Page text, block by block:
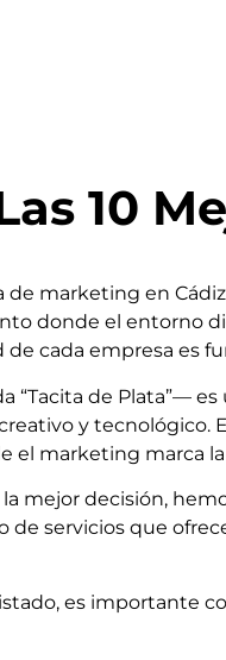
10
de marketing en
donde el entorno
de cada empresa es
“Tacita de Plata”—
y tecnológico.
el marketing marca
mejor decisión,
de servicios que
es importante